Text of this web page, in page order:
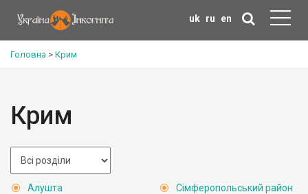
uk ru en
Головна > Крим
Крим
Алушта
Сімферопольський район